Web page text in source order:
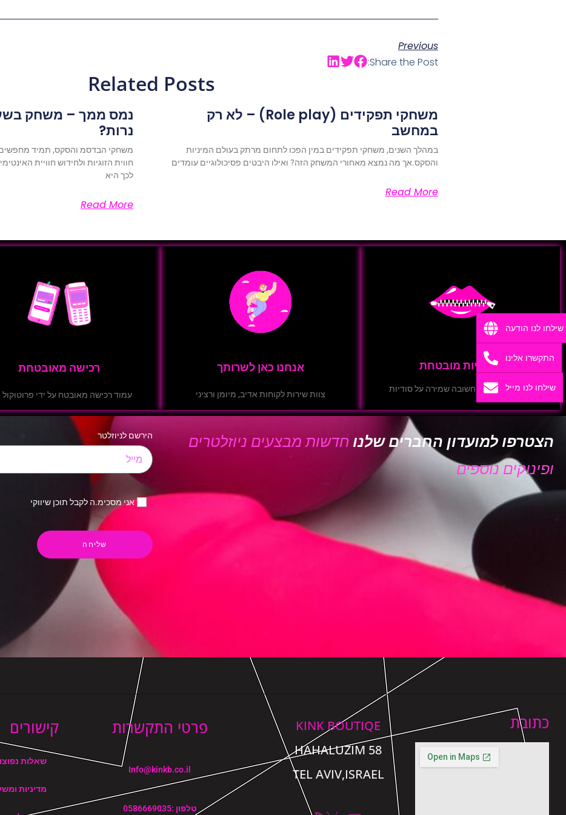
Previous
Share the Post:
Related Posts
משחקי תפקידים (Role play) – לא רק
במחשב
במהלך השנים, משחקי תפקידים במין הפכו לתחום מרתק בעולם המיניות
והסקס.אך מה נמצא מאחורי המשחק הזה? ואילו היבטים פסיכולוגיים עומדים
Read More
נמס ממך – משחק
נרות?
משחקי הבדסמ והסקס, תמיד
חווית הזוגיות ולחידוש חוויית
לכך היא
Read More
חשאיות מובטחת
הפרטיות שלכם חשובה שמירה על סודיות
אנחנו כאן לשרותך
צוות שירות לקוחות אדיב, מיומן ורציני
רכישה מאובטחת
עמוד רכישה מאובטח על ידי פרוטוקול SSL
הצטרפו למועדון החברים שלנו חדשות מבצעים ניוזלטרים
ופינוקים נוספים
הירשם לניוזלטר
אני מסכימ.ה לקבל תוכן שיווקי
שליחה
כתובת
KINK BOUTIQE
58 HAHALUZIM
TEL AVIV,ISRAEL
פרטי התקשרות
Info@kinkb.co.il
טלפון :0586669035
קישורים
שאלות
מדיניות
שילחו לנו הודעה
התקשרו אלינו
שילחו לנו מייל